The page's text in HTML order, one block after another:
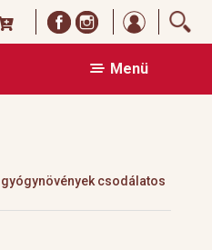
Menü
gyógynövények csodálatos